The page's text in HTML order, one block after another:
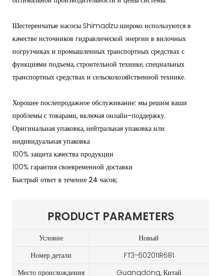
Шестеренчатые насосы Shimadzu широко используются в
качестве источников гидравлической энергии в вилочных
погрузчиках и промышленных транспортных средствах с
функциями подъема, строительной технике, специальных
транспортных средствах и сельскохозяйственной технике.
Хорошее послепродажное обслуживание: мы решим ваши
проблемы с товарами, включая онлайн-поддержку.
Оригинальная упаковка, нейтральная упаковка или
индивидуальная упаковка
100% защита качества продукции
100% гарантия своевременной доставки
Быстрый ответ в течение 24 часов;
PRODUCT PARAMETERS
Условие
Новый
Номер детали
FT3-602011R681
Место происхождения
Guangdong, Китай